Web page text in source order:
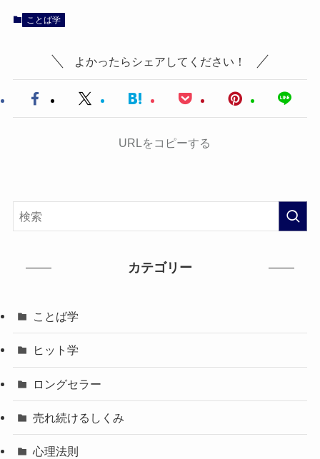
ことば学
よかったらシェアしてください！
URLをコピーする
カテゴリー
ことば学
ヒット学
ロングセラー
売れ続けるしくみ
心理法則